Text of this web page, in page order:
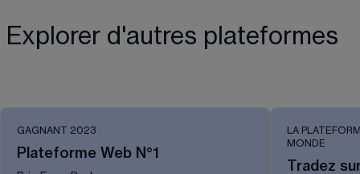
Explorer d'autres plateformes
GAGNANT 2023
Plateforme Web N°1
LA
MONDE
Tradez